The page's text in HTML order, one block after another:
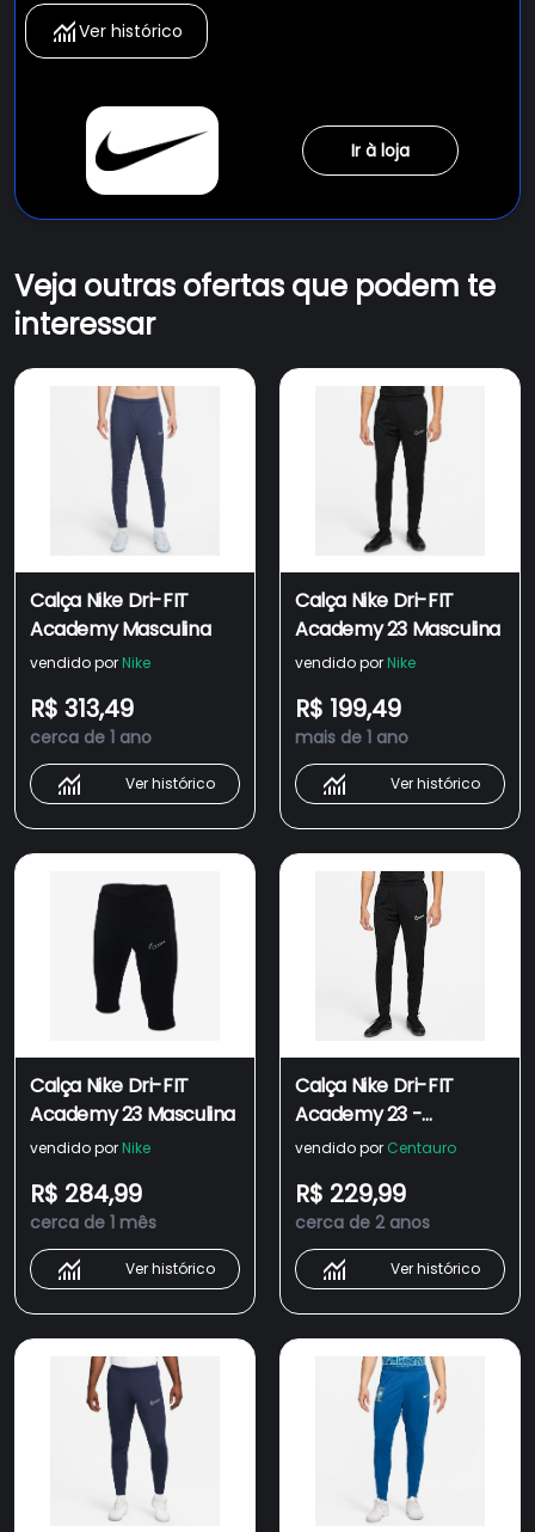
Ver histórico
Ir à loja
Veja outras ofertas que podem te
interessar
Calça Nike Dri-FIT
Academy Masculina
vendido por Nike
R$ 313,49
cerca de 1 ano
Ver histórico
Calça Nike Dri-FIT
Academy 23 Masculina
vendido por Nike
R$ 199,49
mais de 1 ano
Ver histórico
Calça Nike Dri-FIT
Academy 23 Masculina
vendido por Nike
R$ 284,99
cerca de 1 mês
Ver histórico
Calça Nike Dri-FIT
Academy 23 -
Masculina
vendido por Centauro
R$ 229,99
cerca de 2 anos
Ver histórico